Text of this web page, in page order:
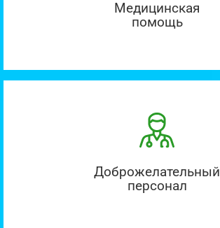
Медицинская
помощь
Доброжелательный
персонал